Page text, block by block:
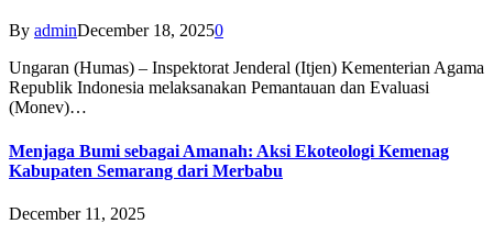
By adminDecember 18, 20250
Ungaran (Humas) – Inspektorat Jenderal (Itjen) Kementerian Agama
Republik Indonesia melaksanakan Pemantauan dan Evaluasi
(Monev)…
Menjaga Bumi sebagai Amanah: Aksi Ekoteologi Kemenag
Kabupaten Semarang dari Merbabu
December 11, 2025